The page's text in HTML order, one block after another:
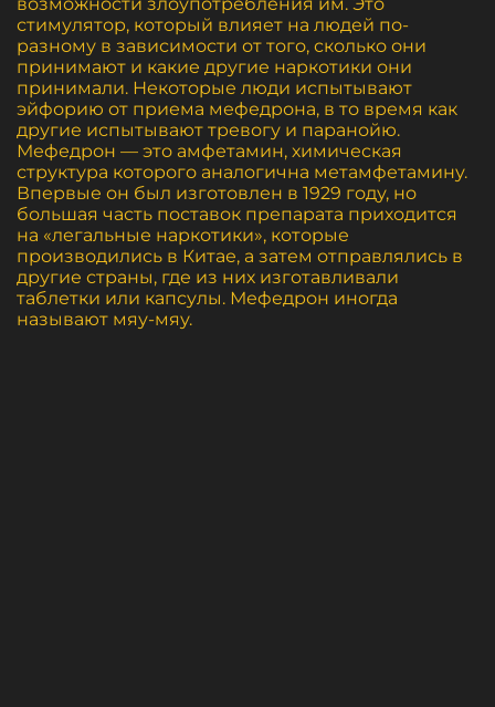
стимулятор, который влияет на людей по-
разному в зависимости от того, сколько они
принимают и какие другие наркотики они
принимали. Некоторые люди испытывают
эйфорию от приема мефедрона, в то время как
другие испытывают тревогу и паранойю.
Мефедрон — это амфетамин, химическая
структура которого аналогична метамфетамину.
Впервые он был изготовлен в 1929 году, но
большая часть поставок препарата приходится
на «легальные наркотики», которые
производились в Китае, а затем отправлялись в
другие страны, где из них изготавливали
таблетки или капсулы. Мефедрон иногда
называют мяу-мяу.